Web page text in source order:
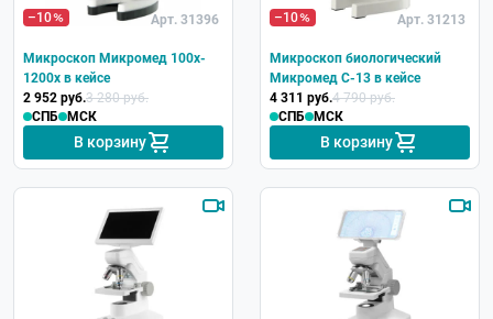
–10 Арт. 31396
Микроскоп Микромед 100x-
1200x в кейсе
2 952 руб.3 280 руб.
СПБ
МСК
В корзину
–10 Арт. 31213
Микроскоп биологический
Микромед С-13 в кейсе
4 311 руб.4 790 руб.
СПБ
МСК
В корзину